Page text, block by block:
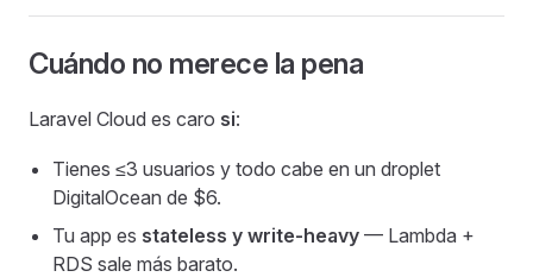
Cuándo no merece la pena
Laravel Cloud es caro si:
Tienes ≤3 usuarios y todo cabe en un droplet
DigitalOcean de $6.
Tu app es stateless y write-heavy — Lambda +
RDS sale más barato.